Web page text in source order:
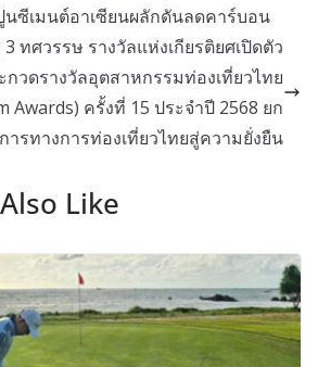
ซีเมนต์อาเซียนผลักดันลดคาร์บอน
ทศวรรษ รางวัลแห่งเกียรติยศเปิดตัว
กวดรางวัลอุตสาหกรรมท่องเที่ยวไทย
Awards) ครั้งที่ 15 ประจำปี 2568 ยก
รทางการท่องเที่ยวไทยสู่ความยั่งยืน
Like